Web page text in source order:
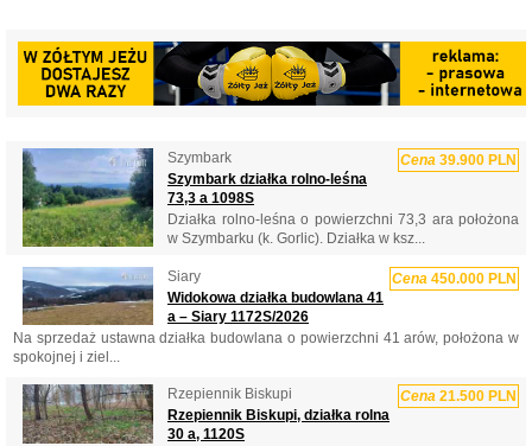
Szymbark Cena 39.900 PLN
Szymbark działka rolno-leśna
73,3 a 1098S
Działka rolno-leśna o powierzchni 73,3 ara położona
w Szymbarku (k. Gorlic). Działka w ksz...
Siary Cena 450.000 PLN
Widokowa działka budowlana 41
a – Siary 1172S/2026
Na sprzedaż ustawna działka budowlana o powierzchni 41 arów, położona w
spokojnej i ziel...
Rzepiennik Biskupi Cena 21.500 PLN
Rzepiennik Biskupi, działka rolna
30 a, 1120S